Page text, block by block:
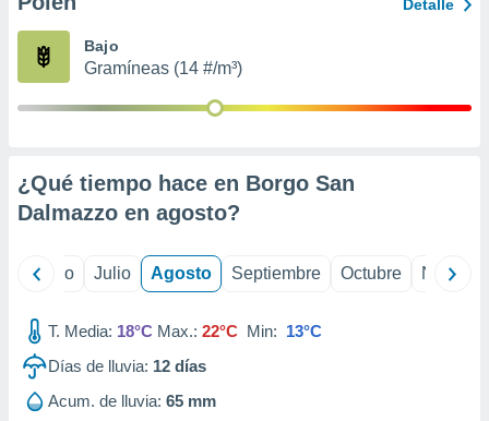
publicidad
1199
Detalle
Bajo
Gramíneas (14 #/m³)
¿Qué tiempo hace en Borgo San
Dalmazzo en agosto?
Junio Julio Agosto Septiembre Octubre
T. Media: 18°C Max.: 22°C Min: 13°C
Días de lluvia: 12 días
Acum. de lluvia: 65 mm